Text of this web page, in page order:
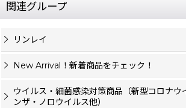
関連グループ
リンレイ
New Arrival！新着商品をチェック！
ウイルス・細菌感染対策商品（新型コロナウ
ンザ・ノロウイルス他）